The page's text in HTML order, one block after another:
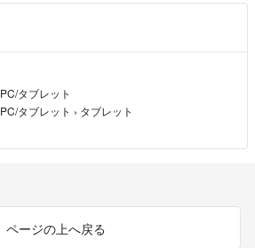
PC/タブレット
PC/タブレット › タブレット
ページの上へ戻る